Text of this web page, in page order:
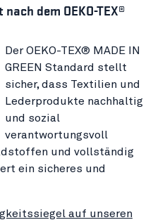
dem OEKO-TEX®
Der OEKO-TEX® MADE IN
GREEN Standard stellt
sicher, dass Textilien und
Lederprodukte nachhaltig
und sozial
verantwortungsvoll
und vollständig
ein sicheres und
auf unseren